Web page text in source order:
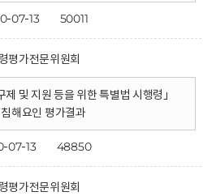
07-13 50011
평가전문위원회
및 지원 등을 위한 특별법 시행령」
해요인 평가결과
07-13 48850
평가전문위원회